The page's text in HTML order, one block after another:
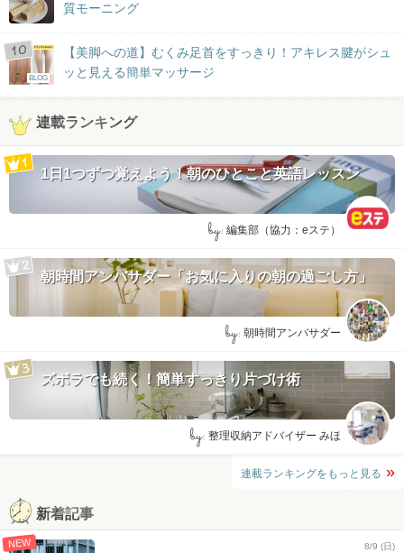
質モーニング
BLOG
【美脚への道】むくみ足首をすっきり！アキレス腱がシュ
ッと見える簡単マッサージ
連載ランキング
1日1つずつ覚えよう！朝のひとこと英語レッスン
by: 編集部（協力：eステ）
朝時間アンバサダー「お気に入りの朝の過ごし方」
by: 朝時間アンバサダー
ズボラでも続く！簡単すっきり片づけ術
by: 整理収納アドバイザー みほ
連載ランキングをもっと見る
新着記事
NEW 8/9 (日)